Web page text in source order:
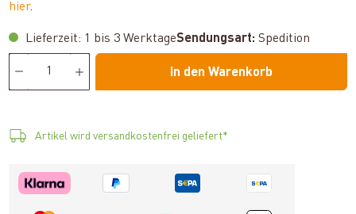
hier.
Lieferzeit: 1 bis 3 WerktageSendungsart: Spedition
In den Warenkorb
Artikel wird versandkostenfrei geliefert*